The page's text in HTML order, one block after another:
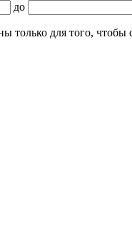
до
для того, чтобы